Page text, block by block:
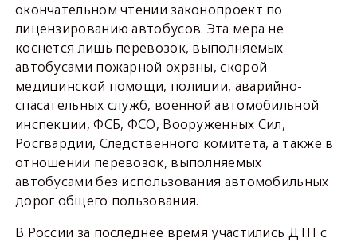
окончательном чтении законопроект по
лицензированию автобусов. Эта мера не
коснется лишь перевозок, выполняемых
автобусами пожарной охраны, скорой
медицинской помощи, полиции, аварийно-
спасательных служб, военной автомобильной
инспекции, ФСБ, ФСО, Вооруженных Сил,
Росгвардии, Следственного комитета, а также в
отношении перевозок, выполняемых
автобусами без использования автомобильных
дорог общего пользования.
В России за последнее время участились ДТП с